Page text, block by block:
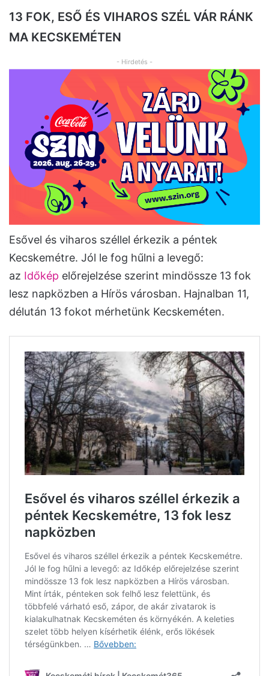
13 FOK, ESŐ ÉS VIHAROS SZÉL VÁR RÁNK
MA KECSKEMÉTEN
- Hirdetés -
Esővel és viharos széllel érkezik a péntek
Kecskemétre. Jól le fog hűlni a levegő:
az Időkép előrejelzése szerint mindössze 13 fok
lesz napközben a Hírös városban. Hajnalban 11,
délután 13 fokot mérhetünk Kecskeméten.